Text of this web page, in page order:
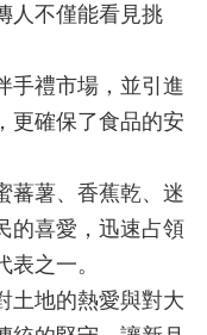
人不僅能看見挑
手禮市場，並引進
更確保了食品的安
蕃薯、香蕉乾、迷
的喜愛，迅速占領
之一。
土地的熱愛與對大